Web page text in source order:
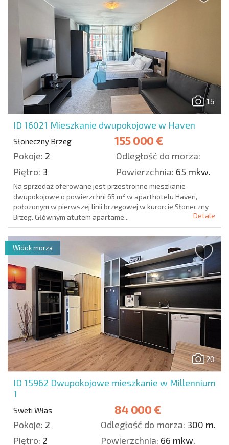
15
ID 16021 Mieszkanie dwupokojowe w Haven
Słoneczny Brzeg 155 000 €
Pokoje: 2
Odległość do morza:
Piętro: 3 Powierzchnia: 65 mkw.
Na sprzedaż oferowane jest przestronne mieszkanie
dwupokojowe o powierzchni 65 m² w aparthotelu Haven,
położonym w pierwszej linii brzegowej w kurorcie Słoneczny
Brzeg. Głównym atutem apartame...
Detale
20
ID 15962 Dwupokojowe mieszkanie w Millennium
1
Sweti Włas 84 000 €
Pokoje: 2 Odległość do morza: 300 m.
Piętro: 2 Powierzchnia: 66 mkw.
Widok morza